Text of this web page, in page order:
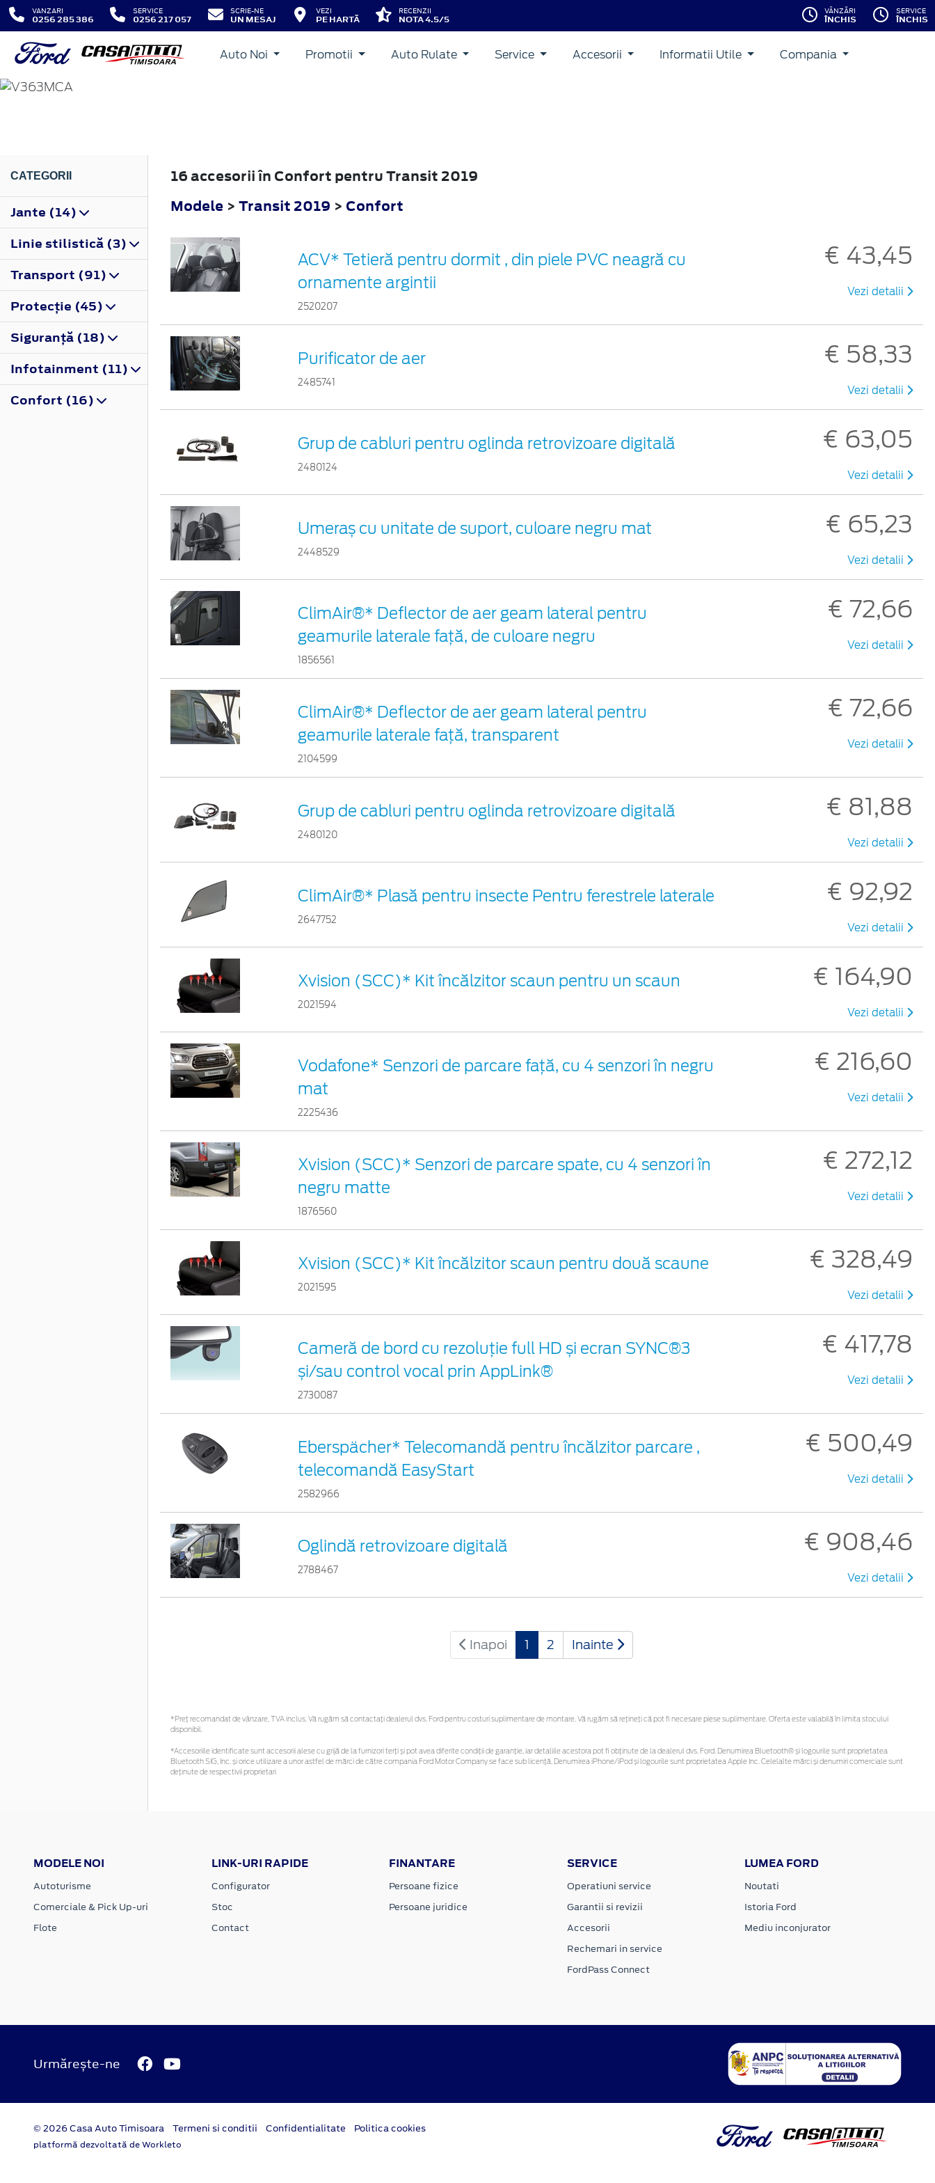
VANZARI
0256 285 386
SERVICE
0256 217 057
SCRIE-NE
UN MESAJ
VEZI
PE HARTĂ
RECENZII
NOTA 4.5/5
VÂNZĂRI
ÎNCHIS
SERVICE
ÎNCHIS
Auto Noi Promotii Auto Rulate Service Accesorii Informatii Utile Compania
TRANSIT
CATEGORII
Jante (14)
Linie stilistică (3)
Transport (91)
Protecţie (45)
Siguranţă (18)
Infotainment (11)
Confort (16)
16 accesorii în Confort pentru Transit 2019
Modele > Transit 2019 > Confort
ACV* Tetieră pentru dormit , din piele PVC neagră cu
ornamente argintii
2520207
€ 43,45
Vezi detalii
Purificator de aer
2485741
€ 58,33
Vezi detalii
Grup de cabluri pentru oglinda retrovizoare digitală
2480124
€ 63,05
Vezi detalii
Umeraș cu unitate de suport, culoare negru mat
2448529
€ 65,23
Vezi detalii
ClimAir®* Deflector de aer geam lateral pentru
geamurile laterale faţă, de culoare negru
1856561
€ 72,66
Vezi detalii
ClimAir®* Deflector de aer geam lateral pentru
geamurile laterale faţă, transparent
2104599
€ 72,66
Vezi detalii
Grup de cabluri pentru oglinda retrovizoare digitală
2480120
€ 81,88
Vezi detalii
ClimAir®* Plasă pentru insecte Pentru ferestrele laterale
2647752
€ 92,92
Vezi detalii
Xvision (SCC)* Kit încălzitor scaun pentru un scaun
2021594
€ 164,90
Vezi detalii
Vodafone* Senzori de parcare față, cu 4 senzori în negru
mat
2225436
€ 216,60
Vezi detalii
Xvision (SCC)* Senzori de parcare spate, cu 4 senzori în
negru matte
1876560
€ 272,12
Vezi detalii
Xvision (SCC)* Kit încălzitor scaun pentru două scaune
2021595
€ 328,49
Vezi detalii
Cameră de bord cu rezoluție full HD și ecran SYNC®3
și/sau control vocal prin AppLink®
2730087
€ 417,78
Vezi detalii
Eberspächer* Telecomandă pentru încălzitor parcare ,
telecomandă EasyStart
2582966
€ 500,49
Vezi detalii
Oglindă retrovizoare digitală
2788467
€ 908,46
Vezi detalii
Inapoi 1 2 Inainte
*Preţ recomandat de vânzare, TVA inclus. Vă rugăm să contactaţi dealerul dvs. Ford pentru costuri suplimentare de montare. Vă rugăm să rețineți că pot fi necesare piese suplimentare. Oferta este valabilă în limita stocului
disponibil.
*Accesoriile identificate sunt accesorii alese cu grijă de la furnizori terți și pot avea diferite condiții de garanție, iar detaliile acestora pot fi obținute de la dealerul dvs. Ford. Denumirea Bluetooth® și logourile sunt proprietatea
Bluetooth SIG, Inc. și orice utilizare a unor astfel de mărci de către compania Ford Motor Company se face sub licență. Denumirea iPhone/iPod și logourile sunt proprietatea Apple Inc. Celelalte mărci și denumiri comerciale sunt
deținute de respectivii proprietari
MODELE NOI
Autoturisme
Comerciale & Pick Up-uri
Flote
LINK-URI RAPIDE
Configurator
Stoc
Contact
FINANTARE
Persoane fizice
Persoane juridice
SERVICE
Operatiuni service
Garantii si revizii
Accesorii
Rechemari in service
FordPass Connect
LUMEA FORD
Noutati
Istoria Ford
Mediu inconjurator
Urmărește-ne
© 2026 Casa Auto Timisoara Termeni si conditii Confidentialitate Politica cookies
platformă dezvoltată de Workleto